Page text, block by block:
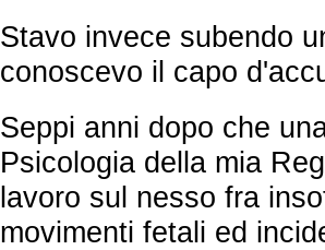
Stavo invece subendo
conoscevo il capo
Seppi anni dopo che
Psicologia della mia
lavoro sul nesso fra
movimenti fetali ed